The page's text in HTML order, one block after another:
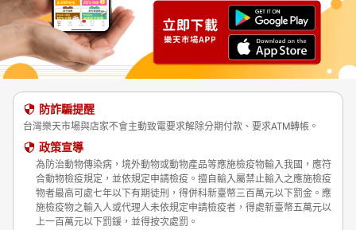
防詐騙提醒
台灣樂天市場與店家不會主動致電要求解除分期付款、要求ATM轉帳。
政策宣導
為防治動物傳染病，境外動物或動物產品等應施檢疫物輸入我國，應符
合動物檢疫規定，並依規定申請檢疫。擅自輸入屬禁止輸入之應施檢疫
物者最高可處七年以下有期徒刑，得併科新臺幣三百萬元以下罰金。應
施檢疫物之輸入人或代理人未依規定申請檢疫者，得處新臺幣五萬元以
上一百萬元以下罰鍰，並得按次處罰。